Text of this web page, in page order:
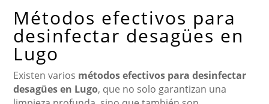
Métodos efectivos para
desinfectar desagües en
Lugo
Existen varios métodos efectivos para desinfectar
desagües en Lugo, que no solo garantizan una